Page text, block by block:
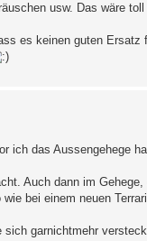
usw. Das wäre toll
es keinen guten
ich das Aussengehege
Auch dann im
bei einem neuen
garnichtmehr